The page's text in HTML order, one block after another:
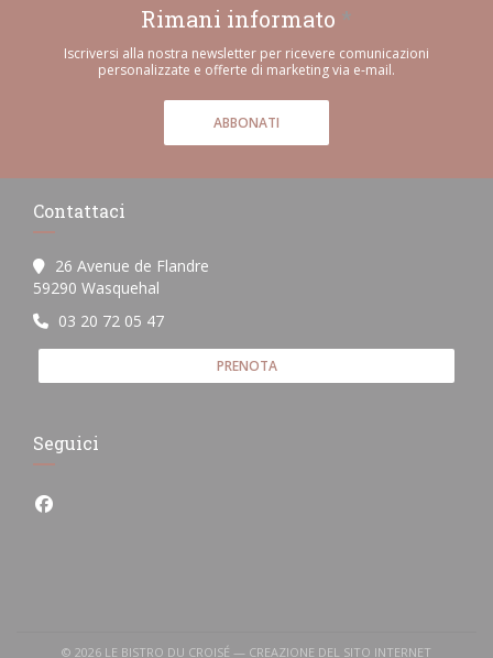
Rimani informato *
Iscriversi alla nostra newsletter per ricevere comunicazioni
personalizzate e offerte di marketing via e-mail.
ABBONATI
Contattaci
26 Avenue de Flandre
59290 Wasquehal
03 20 72 05 47
PRENOTA
Seguici
Facebook ((apre una nuova finestra))
© 2026 LE BISTRO DU CROISÉ — CREAZIONE DEL SITO INTERNET